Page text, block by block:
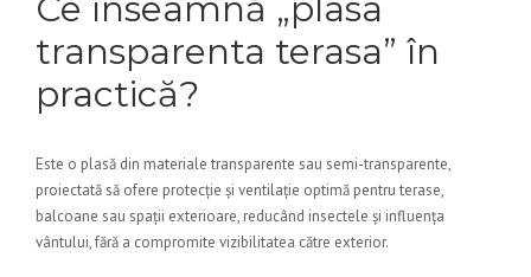
Ce înseamnă „plasa
transparenta terasa” în
practică?
Este o plasă din materiale transparente sau semi-transparente,
proiectată să ofere protecție și ventilație optimă pentru terase,
balcoane sau spații exterioare, reducând insectele și influența
vântului, fără a compromite vizibilitatea către exterior.